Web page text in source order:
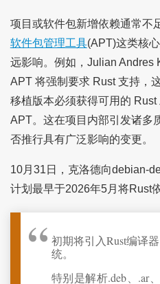
项目或软件包新增依赖通常不
软件包管理工具(APT)这类核
远影响。例如，Julian Andres
APT 将强制要求 Rust 支持，
移植版本必须获得可用的
APT。这在项目内部引发诸多
否推行具有广泛影响的变更。
10月31日，克洛德向debian-
计划最早于2026年5月将Rust
初期将引入Rust编译
统。
特别是解析.deb、.ar